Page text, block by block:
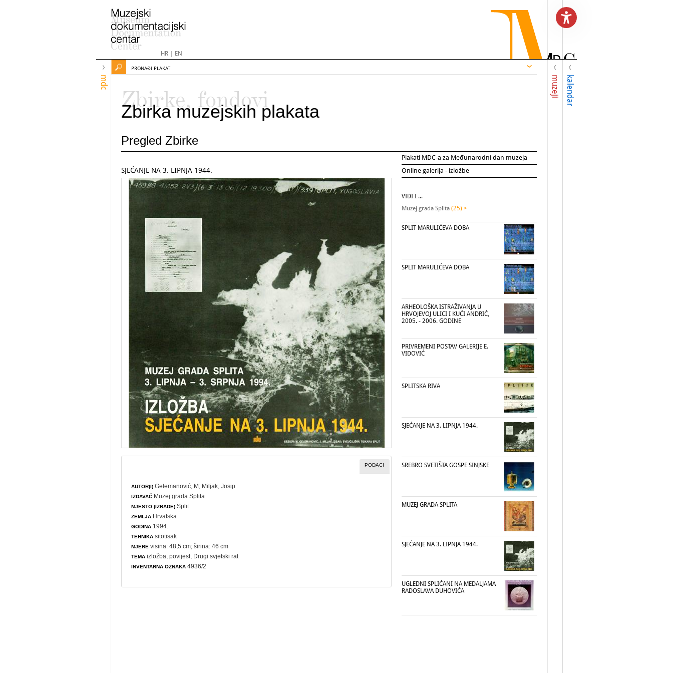
HR| EN
mdc muzeji kalendar
PRONAĐI PLAKAT
Zbirke, fondovi
Zbirka muzejskih plakata
Pregled Zbirke
Plakati MDC-a za Međunarodni dan muzeja
Online galerija - izložbe
SJEĆANJE NA 3. LIPNJA 1944.
PODACI
AUTOR(I) Gelemanović, M; Miljak, Josip
IZDAVAČ Muzej grada Splita
MJESTO (IZRADE) Split
ZEMLJA Hrvatska
GODINA 1994.
TEHNIKA sitotisak
MJERE visina: 48,5 cm; širina: 46 cm
TEMA izložba ,povijest Drugi svjetski rat
INVENTARNA OZNAKA 4936/2
VIDI I ...
Muzej grada Splita (25) >
SPLIT MARULIĆEVA DOBA
SPLIT MARULIĆEVA DOBA
ARHEOLOŠKA ISTRAŽIVANJA U
HRVOJEVOJ ULICI I KUĆI ANDRIĆ,
2005. - 2006. GODINE
PRIVREMENI POSTAV GALERIJE E.
VIDOVIĆ
SPLITSKA RIVA
SJEĆANJE NA 3. LIPNJA 1944.
SREBRO SVETIŠTA GOSPE SINJSKE
MUZEJ GRADA SPLITA
SJEĆANJE NA 3. LIPNJA 1944.
UGLEDNI SPLIĆANI NA MEDALJAMA
RADOSLAVA DUHOVIĆA